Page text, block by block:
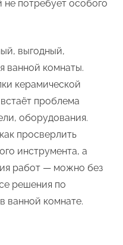
по
потом
не
пожалеть?
потребует особого
выгодный,
ванной комнаты.
керамической
проблема
оборудования.
просверлить
инструмента, а
работ — можно без
решения по
ванной комнате.